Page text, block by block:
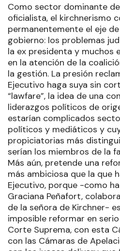
Como sector dominante
oficialista, el kirchnerismo
permanentemente el eje
gobierno: los problemas
la ex presidenta y muchos
en la atención de la
la gestión. La presión
Ejecutivo haga suya sin
“lawfare”, la idea de una
liderazgos políticos de
estarían complicados
políticos y mediáticos y
propiciatorias más
serían los miembros de la
Más aún, pretende una
más ambiciosa que la que
Ejecutivo, porque -como
Graciana Peñafort,
de la señora de Kirchner-
imposible reformar en
Corte Suprema, con esta
con las Cámaras de